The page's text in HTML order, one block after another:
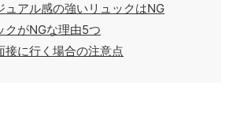
ュアル感の強いリュックはNG
クがNGな理由5つ
接に行く場合の注意点